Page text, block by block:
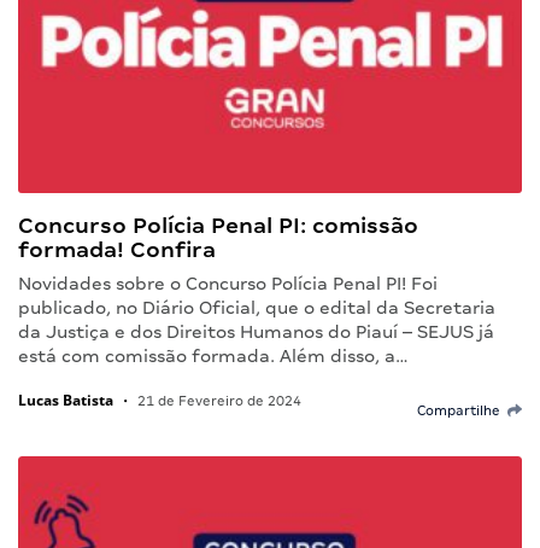
Concurso Polícia Penal PI: comissão
formada! Confira
Novidades sobre o Concurso Polícia Penal PI! Foi
publicado, no Diário Oficial, que o edital da Secretaria
da Justiça e dos Direitos Humanos do Piauí – SEJUS já
está com comissão formada. Além disso, a…
Lucas Batista • 21 de Fevereiro de 2024
Compartilhe